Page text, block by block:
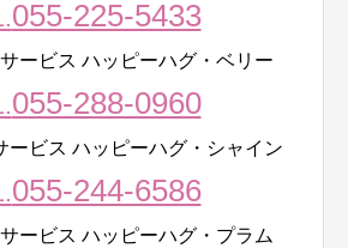
055-225-5433
ービス ハッピーハグ・ベリー
055-288-0960
ービス ハッピーハグ・シャイン
055-244-6586
ービス ハッピーハグ・プラム